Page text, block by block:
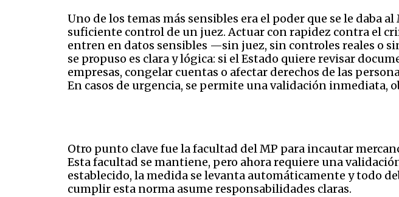
Uno de los temas más sensibles era el poder que se le
suficiente control de un juez. Actuar con rapidez contra el
entren en datos sensibles —sin juez, sin controles reales o
se propuso es clara y lógica: si el Estado quiere revisar
empresas, congelar cuentas o afectar derechos de las
En casos de urgencia, se permite una validación inmediata,
Otro punto clave fue la facultad del MP para incautar
Esta facultad se mantiene, pero ahora requiere una
establecido, la medida se levanta automáticamente y todo
cumplir esta norma asume responsabilidades claras.